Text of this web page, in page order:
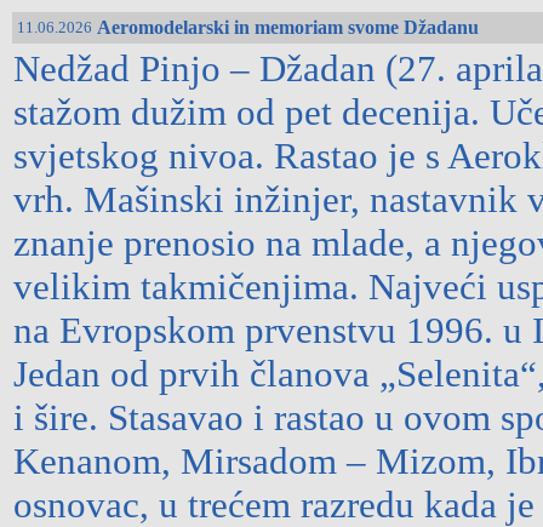
11.06.2026 Aeromodelarski in memoriam svome Džadanu
Nedžad Pinjo – Džadan (27.
stažom dužim od pet decenija.
svjetskog nivoa. Rastao je s
vrh. Mašinski inžinjer, nastavnik
znanje prenosio na mlade, a
velikim takmičenjima. Najveći
na Evropskom prvenstvu 1996.
Jedan od prvih članova
i šire. Stasavao i rastao u ovom
Kenanom, Mirsadom – Mizom,
osnovac, u trećem razredu kada